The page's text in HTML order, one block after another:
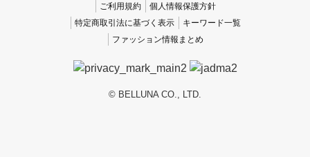
ご利用規約
個人情報保護方針
特定商取引法に基づく表示
キーワード一覧
ファッション情報まとめ
© BELLUNA CO., LTD.